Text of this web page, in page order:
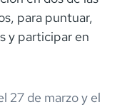
para puntuar,
y participar en
27 de marzoy el